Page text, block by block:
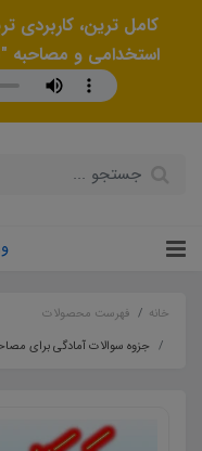
کامل ترین، کاربردی
استخدامی و مصاحبه
خانه
فهرست محصولات
جزوه سوالات آمادگی برای